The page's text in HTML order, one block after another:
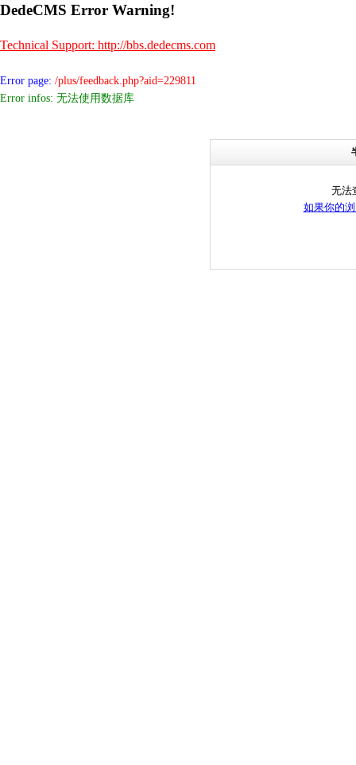
DedeCMS Error Warning!
Technical Support: http://bbs.dedecms.com
Error page: /plus/feedback.php?aid=229811
Error infos: 无法使用数据库
无法
如果你的